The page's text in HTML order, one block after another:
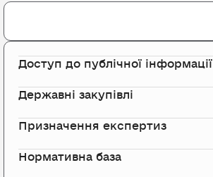
Search
Доступ до публічної інформації
Державні закупівлі
Призначення експертиз
Нормативна база